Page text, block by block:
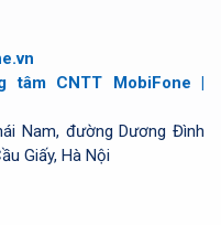
tâm CNTT MobiFone |
Nam, đường Dương Đình
Giấy, Hà Nội